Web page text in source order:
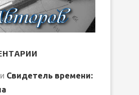
Свидетель времени: